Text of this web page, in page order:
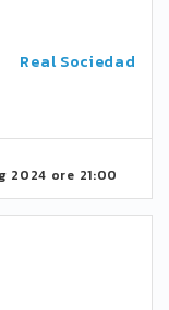
Real Sociedad
2024 ore 21:00